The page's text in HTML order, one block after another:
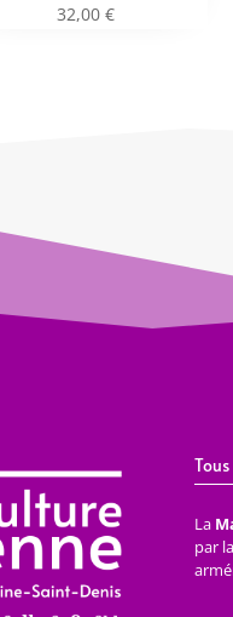
32,00 €
La
par